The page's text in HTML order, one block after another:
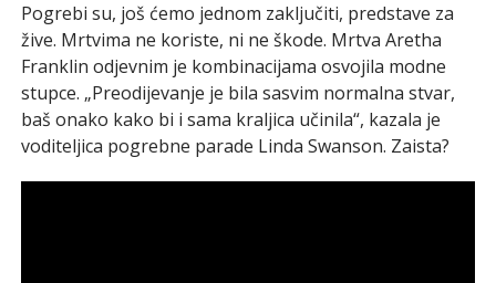
Pogrebi su, još ćemo jednom zaključiti, predstave za
žive. Mrtvima ne koriste, ni ne škode. Mrtva Aretha
Franklin odjevnim je kombinacijama osvojila modne
stupce. „Preodijevanje je bila sasvim normalna stvar,
baš onako kako bi i sama kraljica učinila“, kazala je
voditeljica pogrebne parade Linda Swanson. Zaista?